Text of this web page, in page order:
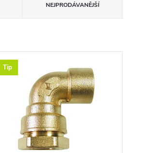
NEJPRODÁVANĚJŠÍ
Tip